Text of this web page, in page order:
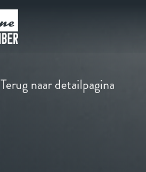
Terug naar detailpagina